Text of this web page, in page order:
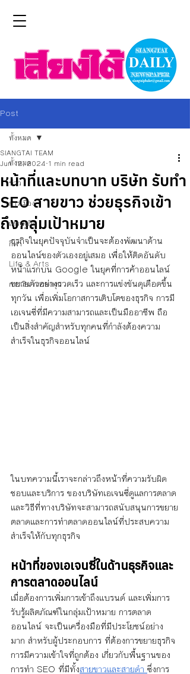
Post
ทั้งหมด
ข่าว
การเมือง
เศรษฐกิจ
กีฬา
Life & Arts
การเงิน การลงทุน
ทั้งหมด
หน้าที่และบทบาท บริษัท รับทำ
SEO สายขาว ช่วยธุรกิจเข้า
ถึงกลุ่มเป้าหมาย
SIANGTAI TEAM
Jun 12, 2024 1 min read
ธุรกิจในยุคปัจจุบันจำเป็นจะต้องพัฒนาด้าน
ออนไลน์ของตัวเองอยู่เสมอ เพื่อให้ติดอันดับ
หน้าแรกบน Google ในยุคที่การค้าออนไลน์
ขยายตัวอย่างรวดเร็ว และการแข่งขันดุเดือดขึ้น
ทุกวัน เพื่อเพิ่มโอกาสการเติบโตของธุรกิจ การมี
เอเจนซี่ที่มีความสามารถและเป็นมืออาชีพ ถือ
เป็นสิ่งสำคัญสำหรับทุกคนที่กำลังต้องความ
สำเร็จในธุรกิจออนไลน์
ในบทความนี้เราจะกล่าวถึงหน้าที่ความรับผิด
ชอบและบริการ ของบริษัทเอเจนซี่ดูแลการตลาด
และวิธีที่ทางบริษัทจะสามารถสนับสนุนการขยาย
ตลาดและการทำตลาดออนไลน์ที่ประสบความ
สำเร็จให้กับทุกธุรกิจ
หน้าที่ของเอเจนซี่ในด้านธุรกิจและ
การตลาดออนไลน์
เมื่อต้องการเพิ่มการเข้าถึงแบรนด์ และเพิ่มการ
รับรู้ผลิตภัณฑ์ในกลุ่มเป้าหมาย การตลาด
ออนไลน์ จะเป็นเครื่องมือที่มีประโยชน์อย่าง
มาก สำหรับผู้ประกอบการ ที่ต้องการขยายธุรกิจ
การมีความเข้าใจที่ถูกต้อง เกี่ยวกับพื้นฐานของ
การทำ SEO ที่มีทั้งสายขาวและสายดำ ซึ่งการ